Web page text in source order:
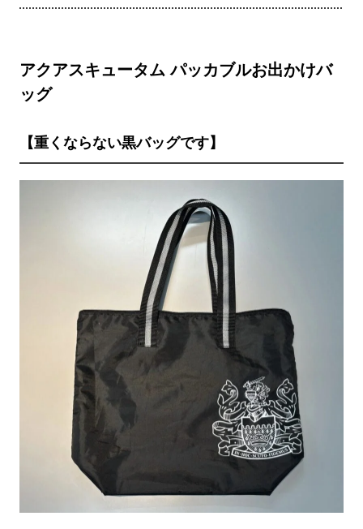
アクアスキュータム パッカブルお出かけバ
ッグ
【重くならない黒バッグです】